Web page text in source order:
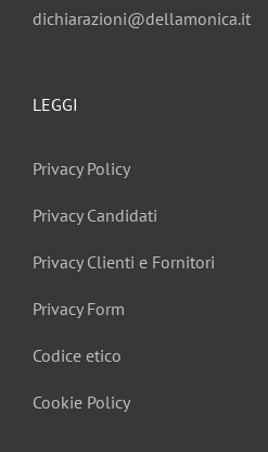
dichiarazioni@dellamonica.it
LEGGI
Privacy Policy
Privacy Candidati
Privacy Clienti e Fornitori
Privacy Form
Codice etico
Cookie Policy